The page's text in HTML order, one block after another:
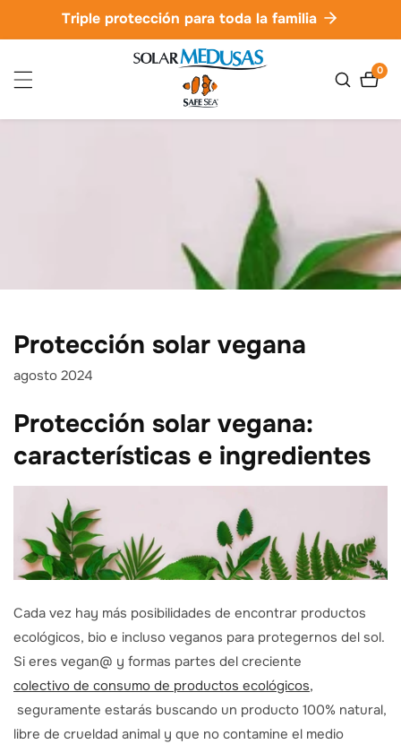
Triple protección para toda la familia
00
Protección solar vegana
agosto 2024
Protección solar vegana:
características e ingredientes
Cada vez hay más posibilidades de encontrar productos
ecológicos, bio e incluso veganos para protegernos del sol.
Si eres vegan@ y formas partes del creciente
colectivo de consumo de productos ecológicos,
seguramente estarás buscando un producto 100% natural,
libre de crueldad animal y que no contamine el medio